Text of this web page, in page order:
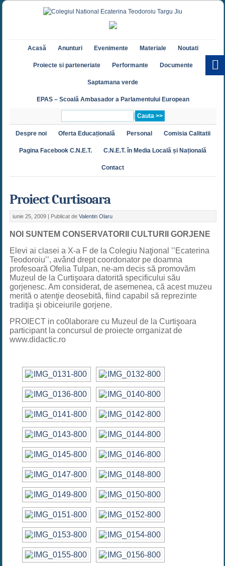
Acasă Anunturi Evenimente Materiale Noutati
Proiecte si parteneriate Performante Documente
Saptamana verde
EPAS – Scoală Ambasador a Parlamentului European
Despre noi Oferta Educațională Personal Comisia Calitatii
Pagina Facebook C.N.E.T. C.N.E.T. în Media Locală și Națională
Contact
Proiect Curtisoara
iunie 25, 2009 | Publicat de Valentin Olaru
NOI SUNTEM CONSERVATORII CULTURII GORJENE
Elevi ai clasei a X-a F de la Colegiu Naţional ’’Ecaterina
Teodoroiu’’, având drept coordonator pe doamna
profesoară Ofelia Tulpan, ne-am decis să promovăm
Muzeul de la Curtişoara datorită specificului său
gorjenesc. Am considerat, de asemenea, că acest muzeu
merită o atenţie deosebită, fiind capabil să reprezinte
tradiţia şi obiceiurile gorjene.
PROIECT in co0laborare cu Muzeul de la Curtişoara
participant la concursul de proiecte orrganizat de
www.didactic.ro